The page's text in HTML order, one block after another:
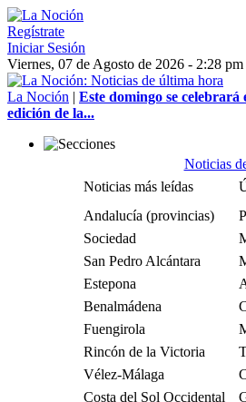
Regístrate
Iniciar Sesión
Viernes, 07 de Agosto de 2026 - 2:28 pm
La Noción | Este domingo se
edición de la...
Noticias
Noticias más leídas
Andalucía (provincias)
Sociedad
San Pedro Alcántara
Estepona
Benalmádena
Fuengirola
Rincón de la Victoria
Vélez-Málaga
Costa del Sol Occidental